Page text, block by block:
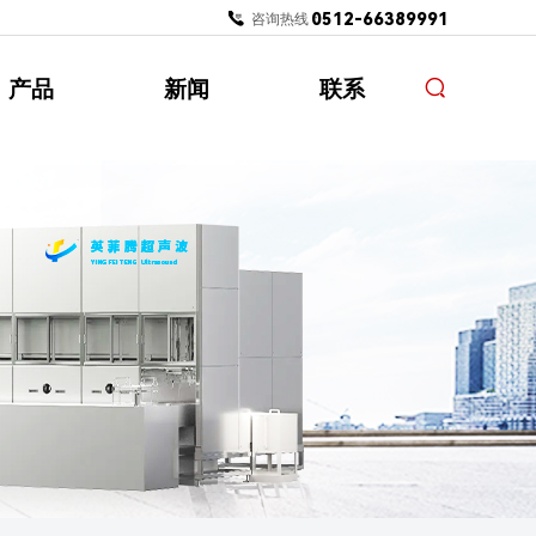
0512-66389991
咨询热线：
产品 新闻 联系